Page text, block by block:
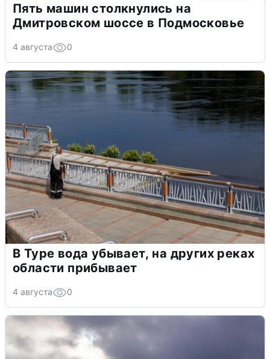
Пять машин столкнулись на
Дмитровском шоссе в Подмосковье
4 августа 0
В Туре вода убывает, на других реках
области прибывает
4 августа 0